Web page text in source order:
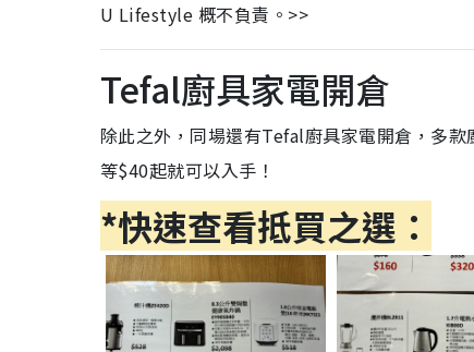
U Lifestyle 概不負責。>>
Tefal廚具家電開倉
除此之外，同場還有Tefal廚具家電開倉，多
等$40起就可以入手！
*快速查看抵買之選：